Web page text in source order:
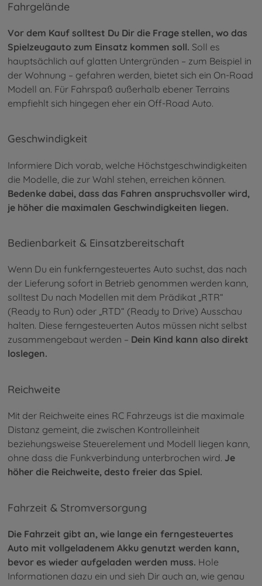
Fahrgelände
Vor dem Kauf solltest Du Dir die Frage stellen, wo das
Spielzeugauto zum Einsatz kommen soll. Soll es
hauptsächlich auf glatten Untergründen – zum Beispiel in
der Wohnung – gefahren werden, bietet sich ein On-Road
Modell an. Für Fahrspaß außerhalb ebener Terrains
empfiehlt sich hingegen eher ein Off-Road Auto.
Geschwindigkeit
Informiere Dich vorab, welche Höchstgeschwindigkeiten
die Modelle, die zur Wahl stehen, erreichen können.
Bedenke dabei, dass das Fahren anspruchsvoller wird,
je höher die maximalen Geschwindigkeiten liegen.
Bedienbarkeit & Einsatzbereitschaft
Wenn Du ein funkferngesteuertes Auto suchst, das nach
der Lieferung sofort in Betrieb genommen werden kann,
solltest Du nach Modellen mit dem Prädikat „RTR“
(Ready to Run) oder „RTD“ (Ready to Drive) Ausschau
halten. Diese ferngesteuerten Autos müssen nicht selbst
zusammengebaut werden – Dein Kind kann also direkt
loslegen.
Reichweite
Mit der Reichweite eines RC Fahrzeugs ist die maximale
Distanz gemeint, die zwischen Kontrolleinheit
beziehungsweise Steuerelement und Modell liegen kann,
ohne dass die Funkverbindung unterbrochen wird. Je
höher die Reichweite, desto freier das Spiel.
Fahrzeit & Stromversorgung
Die Fahrzeit gibt an, wie lange ein ferngesteuertes
Auto mit vollgeladenem Akku genutzt werden kann,
bevor es wieder aufgeladen werden muss. Hole
Informationen dazu ein und sieh Dir auch an, wie genau